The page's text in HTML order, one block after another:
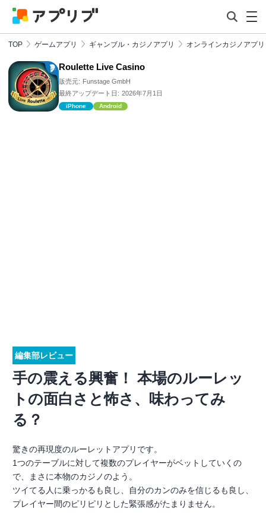
TOP ゲームアプリ ギャンブル・カジノアプリ オンラインカジノアプリ
Roulette Live Casino
販売元: Funstage GmbH
最終アップデート日: 2026年7月1日
iPhone Android
編集部レビュー
手の震える興奮！ 本場のルーレッ
トの面白さと怖さ、味わってみ
る？
驚きの再現度のルーレットアプリです。
1つのテーブルに対して複数のプレイヤーがベットしていくの
で、まさに本物のカジノのよう。
ツイてる人に乗っかるも良し、自分のカンのみを信じるも良し、
プレイヤー間のピリピリとした緊張感がたまりません。